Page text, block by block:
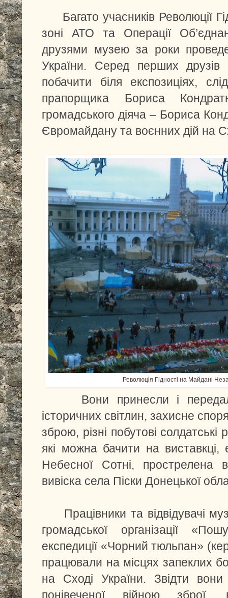
Багато учасників Революції
зоні АТО та Операції
друзями музею за роки
України. Серед перших
побачити біля експозиціях,
прапорщика Бориса
громадського діяча – Бориса
Євромайдану та воєнних дій на
Революція Гідності на Майдані
Вони принесли і передали
історичних світлин, захисне
зброю, різні побутові
які можна бачити на виставкці,
Небесної Сотні, прострелена
вивіска села Піски Донецької
Працівники та відвідувачі
громадської організації
експедиції «Чорний тюльпан»
працювали на місцях запеклих
на Сході України. Звідти вони
понівеченої війною зброї,